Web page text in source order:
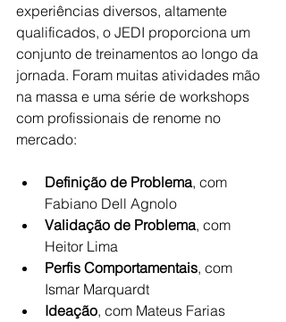
experiências diversos, altamente
qualificados, o JEDI proporciona um
conjunto de treinamentos ao longo da
jornada. Foram muitas atividades mão
na massa e uma série de workshops
com profissionais de renome no
mercado:
Definição de Problema, com
Fabiano Dell Agnolo
Validação de Problema, com
Heitor Lima
Perfis Comportamentais, com
Ismar Marquardt
Ideação, com Mateus Farias